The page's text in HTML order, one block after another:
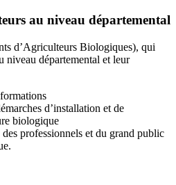
au niveau départemental
d’Agriculteurs Biologiques), qui
niveau départemental et leur
d’installation et de
biologique
professionnels et du grand public